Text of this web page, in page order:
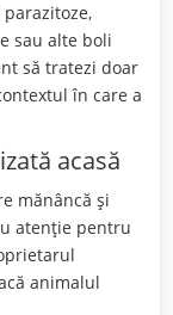
sau alte boli
să tratezi doar
în care a
acasă
mănâncă și
atenție pentru
animalul